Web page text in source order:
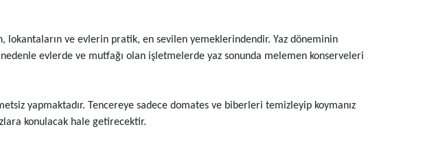
lokantaların ve evlerin pratik, en sevilen yemeklerindendir. Yaz döneminin
evlerde ve mutfağı olan işletmelerde yaz sonunda melemen konserveleri
yapmaktadır. Tencereye sadece domates ve biberleri temizleyip koymanız
konulacak hale getirecektir.